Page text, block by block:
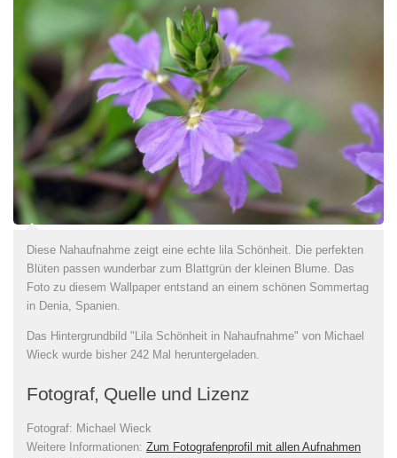
Diese Nahaufnahme zeigt eine echte lila Schönheit. Die perfekten
Blüten passen wunderbar zum Blattgrün der kleinen Blume. Das
Foto zu diesem Wallpaper entstand an einem schönen Sommertag
in Denia, Spanien.
Das Hintergrundbild "Lila Schönheit in Nahaufnahme" von Michael
Wieck wurde bisher 242 Mal heruntergeladen.
Fotograf, Quelle und Lizenz
Fotograf: Michael Wieck
Weitere Informationen: Zum Fotografenprofil mit allen Aufnahmen